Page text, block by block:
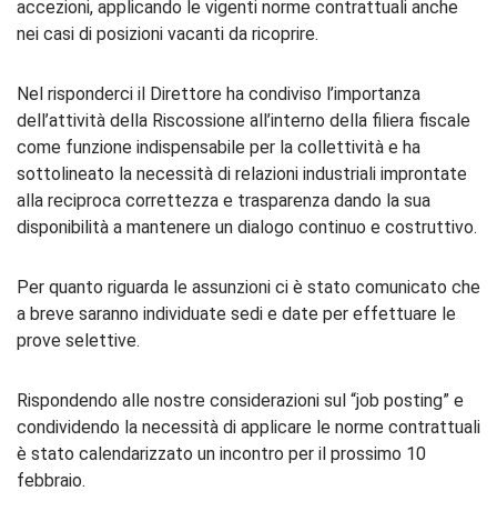
accezioni, applicando le vigenti norme contrattuali anche
nei casi di posizioni vacanti da ricoprire.
Nel risponderci il Direttore ha condiviso l’importanza
dell’attività della Riscossione all’interno della filiera fiscale
come funzione indispensabile per la collettività e ha
sottolineato la necessità di relazioni industriali improntate
alla reciproca correttezza e trasparenza dando la sua
disponibilità a mantenere un dialogo continuo e costruttivo.
Per quanto riguarda le assunzioni ci è stato comunicato che
a breve saranno individuate sedi e date per effettuare le
prove selettive.
Rispondendo alle nostre considerazioni sul “job posting” e
condividendo la necessità di applicare le norme contrattuali
è stato calendarizzato un incontro per il prossimo 10
febbraio.